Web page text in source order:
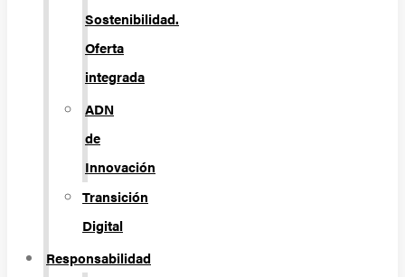
Sostenibilidad.
Oferta
integrada
ADN
de
Innovación
Transición
Digital
Responsabilidad